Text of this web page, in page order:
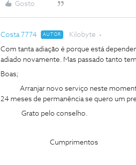
Gosto
Costa 7774 AUTOR Kilobyte
Com tanta adiação é porque está
adiado novamente. Mas passado tanto
Boas;
Arranjar novo serviço neste momento,
24 meses de permanência se quero um
Grato pelo conselho.
Cumprimentos